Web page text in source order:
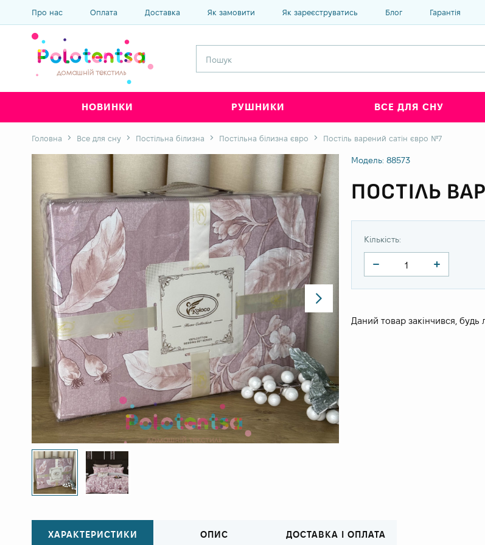
Про нас Оплата Доставка Як замовити Як зареєструватись Блог Гарантія
НОВИНКИ РУШНИКИ ВСЕ ДЛЯ СНУ
Головна Все для сну Постільна білизна Постільна білизна євро Постіль варений сатін євро №7
Модель: 88573
ПОСТІЛЬ
Кількість:
Даний товар закінчився, будь
ХАРАКТЕРИСТИКИ ОПИС ДОСТАВКА І ОПЛАТА